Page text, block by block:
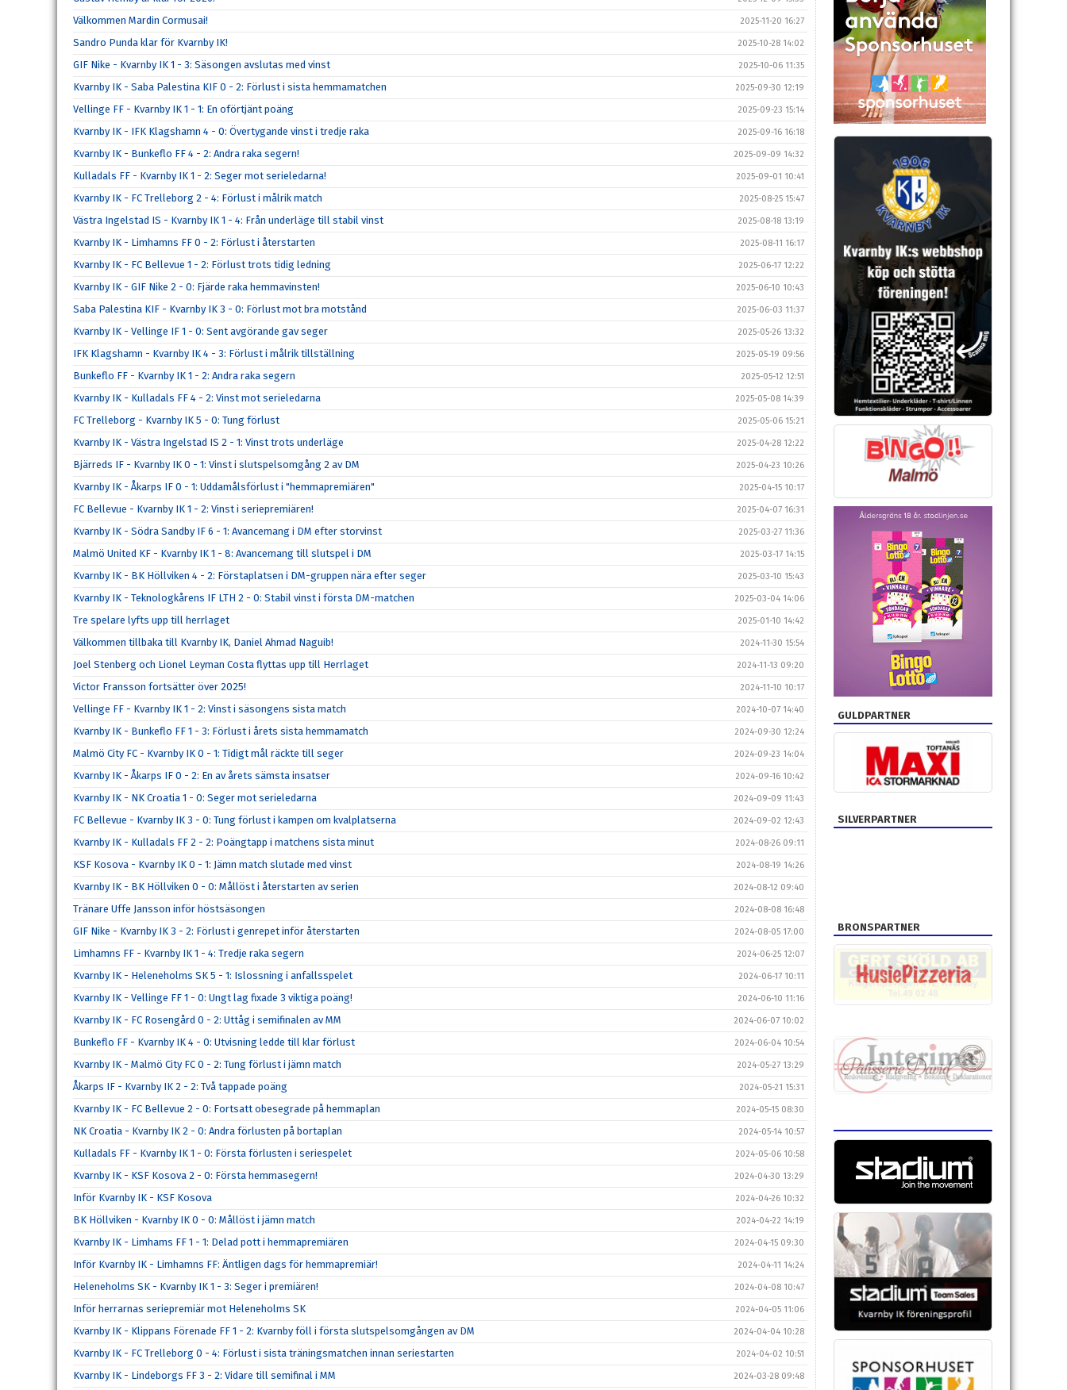
Välkommen Mardin Cormusai! 2025-11-20 16:27
Sandro Punda klar för Kvarnby IK! 2025-10-28 14:02
GIF Nike - Kvarnby IK 1 - 3: Säsongen avslutas med vinst 2025-10-06 11:35
Kvarnby IK - Saba Palestina KIF 0 - 2: Förlust i sista hemmamatchen 2025-09-30 12:19
Vellinge FF - Kvarnby IK 1 - 1: En oförtjänt poäng 2025-09-23 15:14
Kvarnby IK - IFK Klagshamn 4 - 0: Övertygande vinst i tredje raka 2025-09-16 16:18
Kvarnby IK - Bunkeflo FF 4 - 2: Andra raka segern! 2025-09-09 14:32
Kulladals FF - Kvarnby IK 1 - 2: Seger mot serieledarna! 2025-09-01 10:41
Kvarnby IK - FC Trelleborg 2 - 4: Förlust i målrik match 2025-08-25 15:47
Västra Ingelstad IS - Kvarnby IK 1 - 4: Från underläge till stabil vinst 2025-08-18 13:19
Kvarnby IK - Limhamns FF 0 - 2: Förlust i återstarten 2025-08-11 16:17
Kvarnby IK - FC Bellevue 1 - 2: Förlust trots tidig ledning 2025-06-17 12:22
Kvarnby IK - GIF Nike 2 - 0: Fjärde raka hemmavinsten! 2025-06-10 10:43
Saba Palestina KIF - Kvarnby IK 3 - 0: Förlust mot bra motstånd 2025-06-03 11:37
Kvarnby IK - Vellinge IF 1 - 0: Sent avgörande gav seger 2025-05-26 13:32
IFK Klagshamn - Kvarnby IK 4 - 3: Förlust i målrik tillställning 2025-05-19 09:56
Bunkeflo FF - Kvarnby IK 1 - 2: Andra raka segern 2025-05-12 12:51
Kvarnby IK - Kulladals FF 4 - 2: Vinst mot serieledarna 2025-05-08 14:39
FC Trelleborg - Kvarnby IK 5 - 0: Tung förlust 2025-05-06 15:21
Kvarnby IK - Västra Ingelstad IS 2 - 1: Vinst trots underläge 2025-04-28 12:22
Bjärreds IF - Kvarnby IK 0 - 1: Vinst i slutspelsomgång 2 av DM 2025-04-23 10:26
Kvarnby IK - Åkarps IF 0 - 1: Uddamålsförlust i "hemmapremiären" 2025-04-15 10:17
FC Bellevue - Kvarnby IK 1 - 2: Vinst i seriepremiären! 2025-04-07 16:31
Kvarnby IK - Södra Sandby IF 6 - 1: Avancemang i DM efter storvinst 2025-03-27 11:36
Malmö United KF - Kvarnby IK 1 - 8: Avancemang till slutspel i DM 2025-03-17 14:15
Kvarnby IK - BK Höllviken 4 - 2: Förstaplatsen i DM-gruppen nära efter seger 2025-03-10 15:43
Kvarnby IK - Teknologkårens IF LTH 2 - 0: Stabil vinst i första DM-matchen 2025-03-04 14:06
Tre spelare lyfts upp till herrlaget 2025-01-10 14:42
Välkommen tillbaka till Kvarnby IK, Daniel Ahmad Naguib! 2024-11-30 15:54
Joel Stenberg och Lionel Leyman Costa flyttas upp till Herrlaget 2024-11-13 09:20
Victor Fransson fortsätter över 2025! 2024-11-10 10:17
Vellinge FF - Kvarnby IK 1 - 2: Vinst i säsongens sista match 2024-10-07 14:40
Kvarnby IK - Bunkeflo FF 1 - 3: Förlust i årets sista hemmamatch 2024-09-30 12:24
Malmö City FC - Kvarnby IK 0 - 1: Tidigt mål räckte till seger 2024-09-23 14:04
Kvarnby IK - Åkarps IF 0 - 2: En av årets sämsta insatser 2024-09-16 10:42
Kvarnby IK - NK Croatia 1 - 0: Seger mot serieledarna 2024-09-09 11:43
FC Bellevue - Kvarnby IK 3 - 0: Tung förlust i kampen om kvalplatserna 2024-09-02 12:43
Kvarnby IK - Kulladals FF 2 - 2: Poängtapp i matchens sista minut 2024-08-26 09:11
KSF Kosova - Kvarnby IK 0 - 1: Jämn match slutade med vinst 2024-08-19 14:26
Kvarnby IK - BK Höllviken 0 - 0: Mållöst i återstarten av serien 2024-08-12 09:40
Tränare Uffe Jansson inför höstsäsongen 2024-08-08 16:48
GIF Nike - Kvarnby IK 3 - 2: Förlust i genrepet inför återstarten 2024-08-05 17:00
Limhamns FF - Kvarnby IK 1 - 4: Tredje raka segern 2024-06-25 12:07
Kvarnby IK - Heleneholms SK 5 - 1: Islossning i anfallsspelet 2024-06-17 10:11
Kvarnby IK - Vellinge FF 1 - 0: Ungt lag fixade 3 viktiga poäng! 2024-06-10 11:16
Kvarnby IK - FC Rosengård 0 - 2: Uttåg i semifinalen av MM 2024-06-07 10:02
Bunkeflo FF - Kvarnby IK 4 - 0: Utvisning ledde till klar förlust 2024-06-04 10:54
Kvarnby IK - Malmö City FC 0 - 2: Tung förlust i jämn match 2024-05-27 13:29
Åkarps IF - Kvarnby IK 2 - 2: Två tappade poäng 2024-05-21 15:31
Kvarnby IK - FC Bellevue 2 - 0: Fortsatt obesegrade på hemmaplan 2024-05-15 08:30
NK Croatia - Kvarnby IK 2 - 0: Andra förlusten på bortaplan 2024-05-14 10:57
Kulladals FF - Kvarnby IK 1 - 0: Första förlusten i seriespelet 2024-05-06 10:58
Kvarnby IK - KSF Kosova 2 - 0: Första hemmasegern! 2024-04-30 13:29
Inför Kvarnby IK - KSF Kosova 2024-04-26 10:32
BK Höllviken - Kvarnby IK 0 - 0: Mållöst i jämn match 2024-04-22 14:19
Kvarnby IK - Limhams FF 1 - 1: Delad pott i hemmapremiären 2024-04-15 09:30
Inför Kvarnby IK - Limhamns FF: Äntligen dags för hemmapremiär! 2024-04-11 14:24
Heleneholms SK - Kvarnby IK 1 - 3: Seger i premiären! 2024-04-08 10:47
Inför herrarnas seriepremiär mot Heleneholms SK 2024-04-05 11:06
Kvarnby IK - Klippans Förenade FF 1 - 2: Kvarnby föll i första slutspelsomgången av DM 2024-04-04 10:28
Kvarnby IK - FC Trelleborg 0 - 4: Förlust i sista träningsmatchen innan seriestarten 2024-04-02 10:51
Kvarnby IK - Lindeborgs FF 3 - 2: Vidare till semifinal i MM 2024-03-28 09:48
GULDPARTNER
SILVERPARTNER
BRONSPARTNER